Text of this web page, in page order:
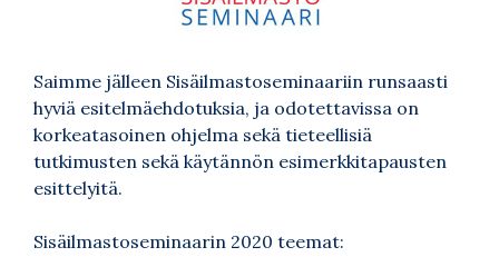
Saimme jälleen Sisäilmastoseminaariin runsaasti
hyviä esitelmäehdotuksia, ja odotettavissa on
korkeatasoinen ohjelma sekä tieteellisiä
tutkimusten sekä käytännön esimerkkitapausten
esittelyitä.
Sisäilmastoseminaarin 2020 teemat: